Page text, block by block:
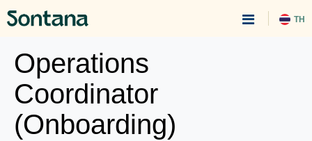
TH
Operations
Coordinator
(Onboarding)